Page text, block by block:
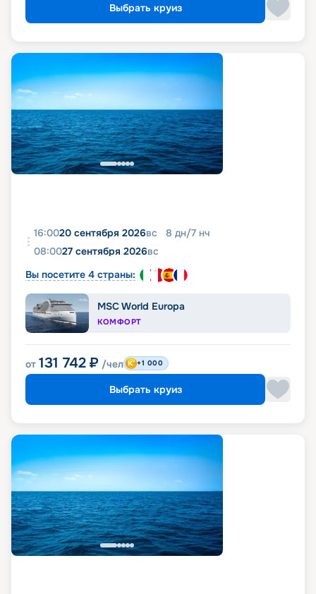
Выбрать круиз
16:0020 сентября 2026вс 8 дн/7 нч
08:0027 сентября 2026вс
Вы посетите 4 страны:
MSC World Europa
КОМФОРТ
от 131 742 ₽ /чел +1 000
Выбрать круиз